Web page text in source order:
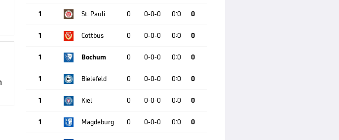
1 St. Pauli 0 0-0-0 0:0 0
1 Cottbus 0 0-0-0 0:0 0
1 Bochum 0 0-0-0 0:0 0
1 Bielefeld 0 0-0-0 0:0 0
1 Kiel 0 0-0-0 0:0 0
1 Magdeburg 0 0-0-0 0:0 0